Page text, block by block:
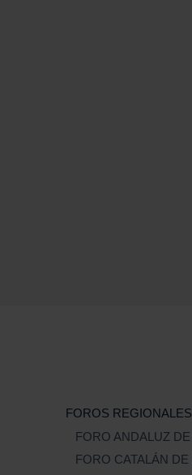
FOROS REGIONALES
FORO ANDALUZ
FORO CATALÁN